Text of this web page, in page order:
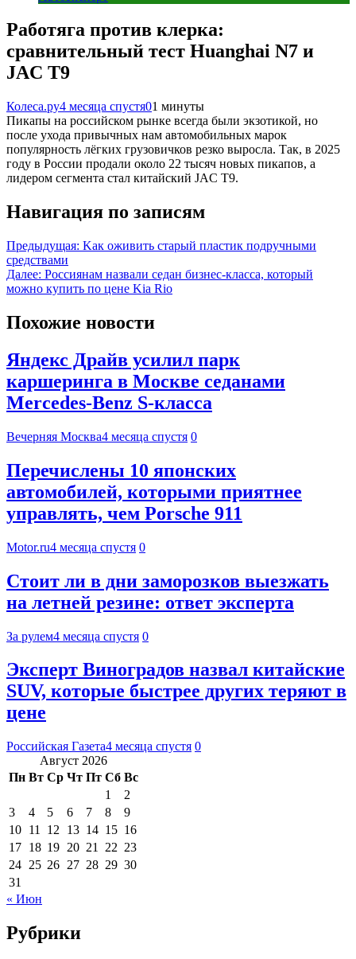
Работяга против клерка:
сравнительный тест Huanghai N7 и
JAC T9
Колеса.ру4 месяца спустя01 минуты
Пикапы на российском рынке всегда были экзотикой, но
после ухода привычных нам автомобильных марок
популярность лёгких грузовичков резко выросла. Так, в 2025
году в России продали около 22 тысяч новых пикапов, а
лидером сегмента стал китайский JAC T9.
Навигация по записям
Предыдущая: Kак оживить старый пластик подручными
средствами
Далее: Россиянам назвали седан бизнес-класса, который
можно купить по цене Kia Rio
Похожие новости
Яндекс Драйв усилил парк
каршеринга в Москве седанами
Mercedes-Benz S-класса
Вечерняя Москва4 месяца спустя 0
Перечислены 10 японских
автомобилей, которыми приятнее
управлять, чем Porsche 911
Motor.ru4 месяца спустя 0
Стоит ли в дни заморозков выезжать
на летней резине: ответ эксперта
За рулем4 месяца спустя 0
Эксперт Виноградов назвал китайские
SUV, которые быстрее других теряют в
цене
Российская Газета4 месяца спустя 0
Август 2026
Пн Вт Ср Чт Пт Сб Вс
1
2
3
4 5 6 7 8
9
10 11 12 13 14 15 16
17 18 19 20 21 22 23
24 25 26 27 28 29 30
31
« Июн
Рубрики